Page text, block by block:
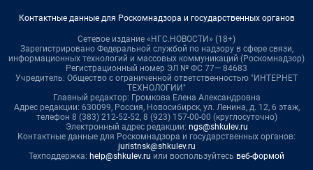
Контактные данные для Роскомнадзора и государственных органов
Сетевое издание «НГС.НОВОСТИ» (18+)
Зарегистрировано Федеральной службой по надзору в сфере связи,
информационных технологий и массовых коммуникаций (Роскомнадзор)
Регистрационный номер ЭЛ № ФС 77— 84683
Учредитель: Общество с ограниченной ответственностью "ИНТЕРНЕТ
ТЕХНОЛОГИИ"
Главный редактор: Громкова Елена Александровна
Адрес редакции: 630099, Россия, Новосибирск, ул. Ленина, д. 12, 6 этаж,
телефон 8 (383) 212-52-52, 8 (923) 157-00-00 (круглосуточно)
Электронный адрес редакции: ngs@shkulev.ru
Контактные данные для Роскомнадзора и государственных органов:
juristnsk@shkulev.ru
Техподдержка: help@shkulev.ru или воспользуйтесь веб-формой